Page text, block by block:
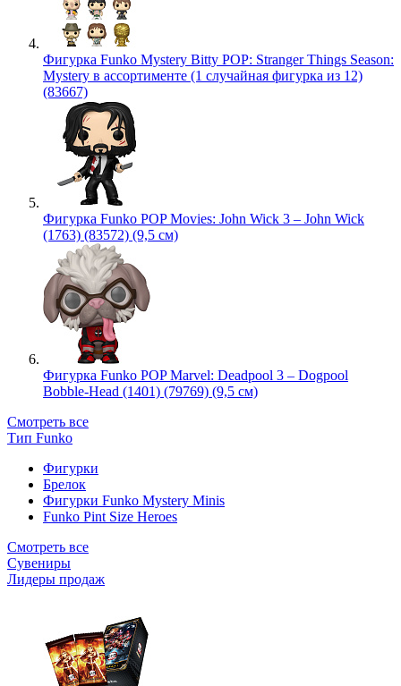
Фигурка Funko Mystery Bitty POP: Stranger Things Season:
Mystery в ассортименте (1 случайная фигурка из 12)
(83667)
Фигурка Funko POP Movies: John Wick 3 – John Wick
(1763) (83572) (9,5 см)
Фигурка Funko POP Marvel: Deadpool 3 – Dogpool
Bobble-Head (1401) (79769) (9,5 см)
Смотреть все
Тип Funko
Фигурки
Брелок
Фигурки Funko Mystery Minis
Funko Pint Size Heroes
Смотреть все
Сувениры
Лидеры продаж